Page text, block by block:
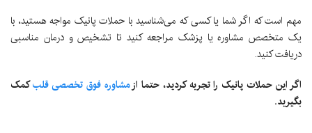
مهم است که اگر شما یا کسی که می‌شناسید با حملات پانیک مواجه هستید، با
یک متخصص مشاوره یا پزشک مراجعه کنید تا تشخیص و درمان مناسبی
دریافت کنید.
اگر این حملات پانیک را تجربه کردید، حتما ازمشاوره فوق تخصصی قلبکمک
بگیرید.